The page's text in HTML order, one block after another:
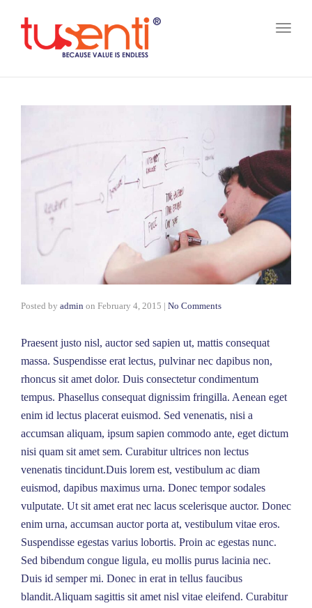
Posted by admin on February 4, 2015 | No Comments
Praesent justo nisl, auctor sed sapien ut, mattis consequat
massa. Suspendisse erat lectus, pulvinar nec dapibus non,
rhoncus sit amet dolor. Duis consectetur condimentum
tempus. Phasellus consequat dignissim fringilla. Aenean eget
enim id lectus placerat euismod. Sed venenatis, nisi a
accumsan aliquam, ipsum sapien commodo ante, eget dictum
nisi quam sit amet sem. Curabitur ultrices non lectus
venenatis tincidunt.Duis lorem est, vestibulum ac diam
euismod, dapibus maximus urna. Donec tempor sodales
vulputate. Ut sit amet erat nec lacus scelerisque auctor. Donec
enim urna, accumsan auctor porta at, vestibulum vitae eros.
Suspendisse egestas varius lobortis. Proin ac egestas nunc.
Sed bibendum congue ligula, eu mollis purus lacinia nec.
Duis id semper mi. Donec in erat in tellus faucibus
blandit.Aliquam sagittis sit amet nisl vitae eleifend. Curabitur